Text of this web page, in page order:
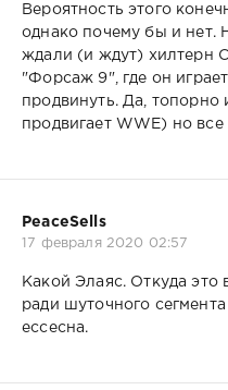
Вероятность этого
однако почему бы и нет.
ждали (и ждут) хилтерн
"Форсаж 9", где он
продвинуть. Да, топорно
продвигает WWE) но
PeaceSells
17 февраля 2020 02:57
Какой Элаяс. Откуда это
ради шуточного
ессесна.